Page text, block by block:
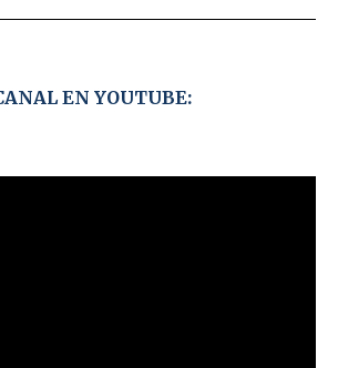
EN YOUTUBE: